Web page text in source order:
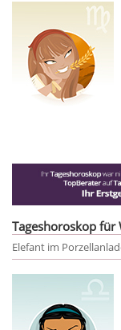
Tageshoroskop für
Elefant im